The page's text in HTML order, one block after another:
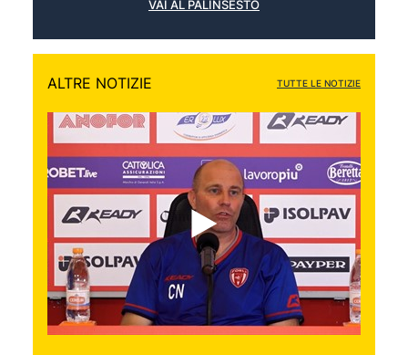
VAI AL PALINSESTO
ALTRE NOTIZIE TUTTE LE NOTIZIE